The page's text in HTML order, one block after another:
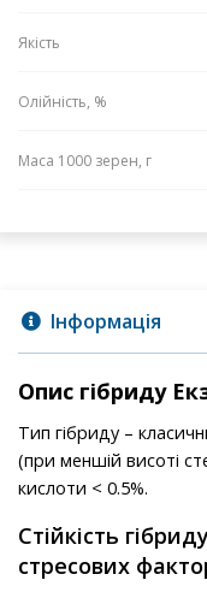
Якість
Олійність, %
Маса 1000 зерен, г
Інформація
Опис гібриду
Тип гібриду –
(при меншій висоті
кислоти < 0.5%.
Стійкість
стресових